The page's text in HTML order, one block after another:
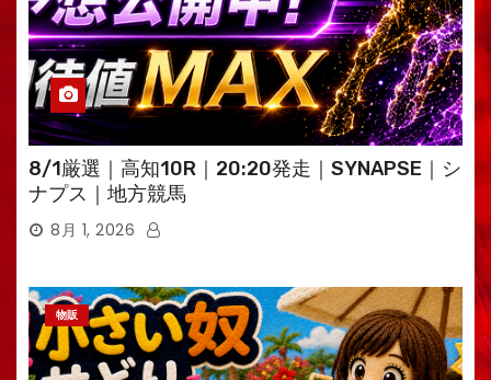
8/1厳選｜高知10R｜20:20発走｜SYNAPSE｜シ
ナプス｜地方競馬
8月 1, 2026
物販